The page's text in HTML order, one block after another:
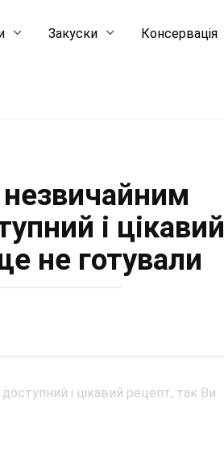
Закуски Консервація
і цікавий
не готували